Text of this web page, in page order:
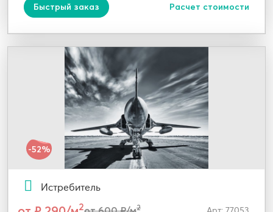
Быстрый заказ Расчет стоимости
-52%
Истребитель
2 2